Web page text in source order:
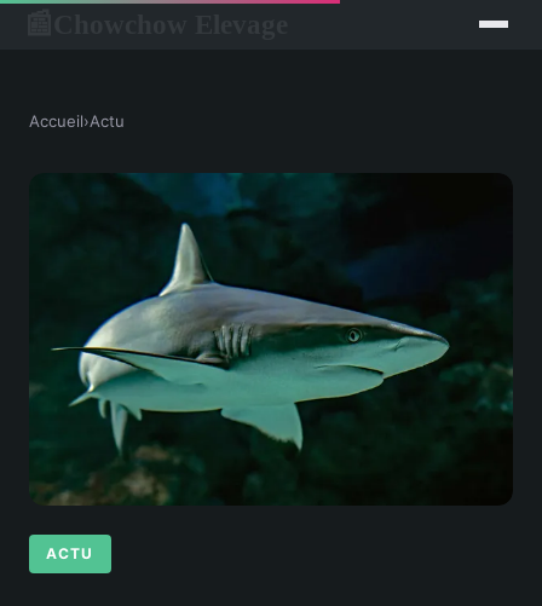
Accueil›Actu
ACTU